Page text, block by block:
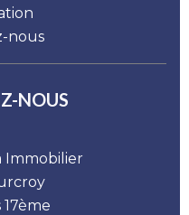
nous
NOUS
Immobilier
17ème